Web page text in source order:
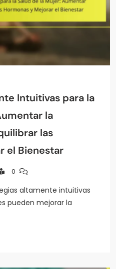
Intuitivas para la
la
las
el Bienestar
0
altamente intuitivas
pueden mejorar la